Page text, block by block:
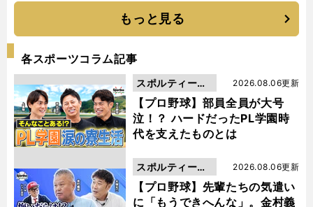
もっと見る
各スポーツコラム記事
【プロ野球】部員全員が大号
泣！？ ハードだったPL学園時
代を支えたものとは
2026.08.06更新
スポルティーバ
動画
【プロ野球】先輩たちの気遣い
に「もうできへんな」。金村義
2026.08.06更新
スポルティーバ
動画